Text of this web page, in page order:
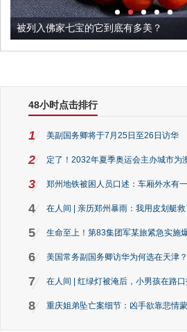
被列入佛家七宝的它到底有多美？
48小时点击排行
1 美副国务卿将于7月25日至26日访华
2 定了！2032年夏季奥运会主办城市为
3 郑州地铁被困人员口述：车厢外水有
4 在人间 | 亲历郑州暴雨：我用皮划艇
5 生命至上！第83集团军某旅紧急实施
6 美国常务副国务卿访华为何选在天津
7 在人间 | 红绿灯被淹后，小男孩在路
8 重庆姐弟坠亡案细节：凶手欲靠悲情